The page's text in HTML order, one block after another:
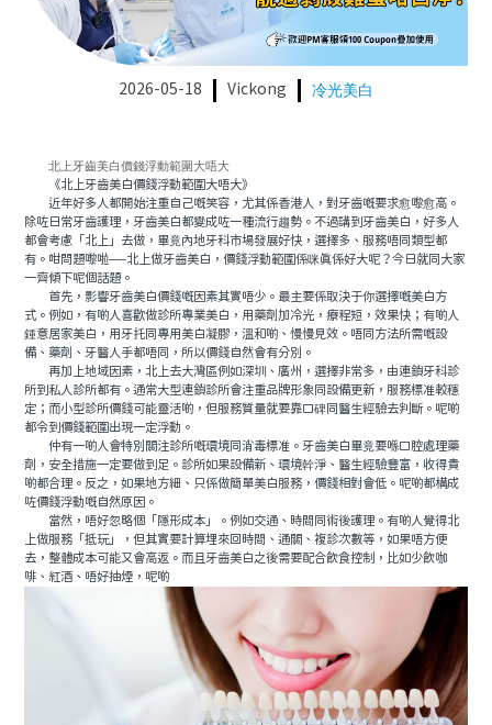
2026-05-18 Vickong 冷光美白
北上牙齒美白價錢浮動範圍大唔大
《北上牙齒美白價錢浮動範圍大唔大》
近年好多人都開始注重自己嘅笑容，尤其係香港人，對牙齒嘅要求愈嚟愈高。
除咗日常牙齒護理，牙齒美白都變成咗一種流行趨勢。不過講到牙齒美白，好多人
都會考慮「北上」去做，畢竟內地牙科市場發展好快，選擇多、服務唔同類型都
有。咁問題嚟啦──北上做牙齒美白，價錢浮動範圍係咪真係好大呢？今日就同大家
一齊傾下呢個話題。
首先，影響牙齒美白價錢嘅因素其實唔少。最主要係取決于你選擇嘅美白方
式。例如，有啲人喜歡做診所專業美白，用藥劑加冷光，療程短，效果快；有啲人
鍾意居家美白，用牙托同專用美白凝膠，溫和啲、慢慢見效。唔同方法所需嘅設
備、藥劑、牙醫人手都唔同，所以價錢自然會有分別。
再加上地域因素，北上去大灣區例如深圳、廣州，選擇非常多，由連鎖牙科診
所到私人診所都有。通常大型連鎖診所會注重品牌形象同設備更新，服務標准較穩
定；而小型診所價錢可能靈活啲，但服務質量就要靠口碑同醫生經驗去判斷。呢啲
都令到價錢範圍出現一定浮動。
仲有一啲人會特別關注診所嘅環境同消毒標准。牙齒美白畢竟要喺口腔處理藥
劑，安全措施一定要做到足。診所如果設備新、環境幹淨、醫生經驗豐富，收得貴
啲都合理。反之，如果地方細、只係做簡單美白服務，價錢相對會低。呢啲都構成
咗價錢浮動嘅自然原因。
當然，唔好忽略個「隱形成本」。例如交通、時間同術後護理。有啲人覺得北
上做服務「抵玩」，但其實要計算埋來回時間、通關、複診次數等，如果唔方便
去，整體成本可能又會高返。而且牙齒美白之後需要配合飲食控制，比如少飲咖
啡、紅酒、唔好抽煙，呢啲